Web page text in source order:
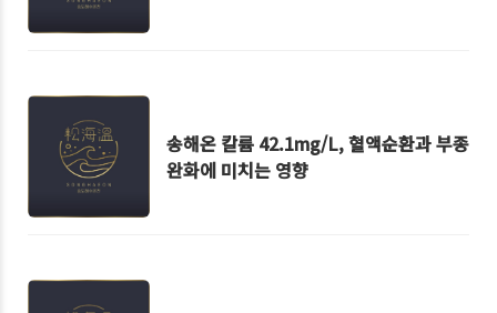
송해온 칼륨 42.1mg/L, 혈액순환과 부종
완화에 미치는 영향